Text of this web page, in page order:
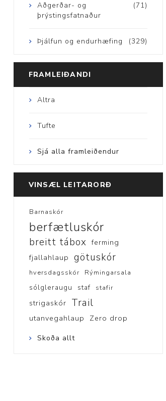
(71)
Aðgerðar- og
þrýstingsfatnaður
(329)
Þjálfun og endurhæfing
FRAMLEIÐANDI
Altra
Tufte
Sjá alla framleiðendur
VINSÆL LEITARORÐ
Barnaskór
berfætluskór
breitt tábox ferming
fjallahlaup götuskór
hversdagsskór Rýmingarsala
sólgleraugu staf stafir
strigaskór Trail
utanvegahlaup Zero drop
Skoða allt